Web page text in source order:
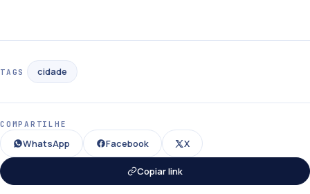
TAGS cidade
COMPARTILHE
WhatsApp Facebook X
Copiar link